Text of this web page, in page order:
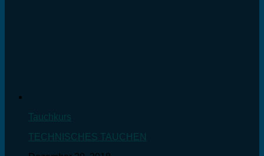
Tauchkurs
TECHNISCHES TAUCHEN